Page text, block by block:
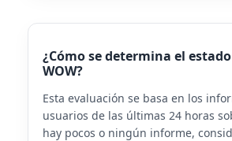
¿Cómo se determina el
WOW?
Esta evaluación se basa en los
usuarios de las últimas 24 horas
hay pocos o ningún informe,